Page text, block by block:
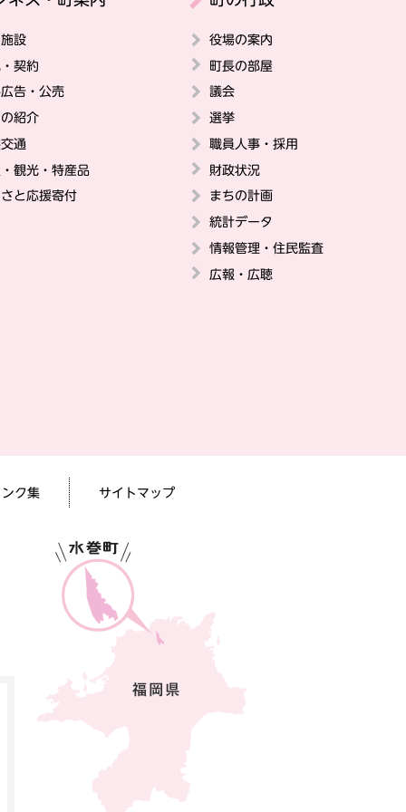
設
契約
告・公売
紹介
通
観光・特産品
と応援寄付
役場の案内
町長の部屋
議会
選挙
職員人事・採用
財政状況
まちの計画
統計データ
情報管理・住民監査
広報・広聴
ンク集 サイトマップ